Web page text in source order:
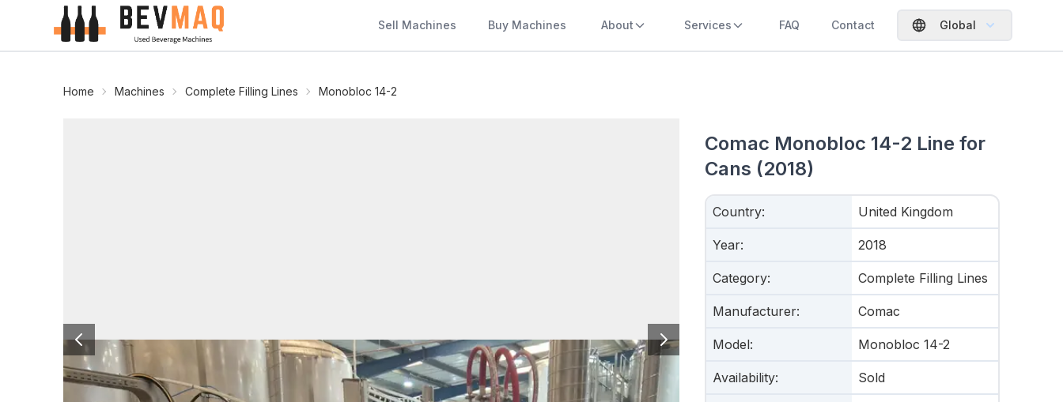
Sell Machines Buy Machines About Services FAQ Contact Global
Home Machines Complete Filling Lines Monobloc 14-2
Comac Monobloc 14-2 Line for
Cans (2018)
Country: United Kingdom
Year: 2018
Category: Complete Filling Lines
Manufacturer: Comac
Model: Monobloc 14-2
Availability: Sold